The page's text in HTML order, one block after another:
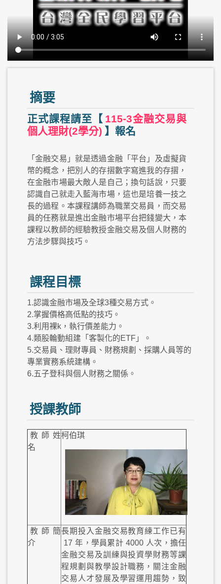
摘要
正式課程請至【 115-3金融交易與
個人理財(2學分) 】報名
「金融交易」就是透過金融「平台」及虛擬貨
幣的概念，把別人的存摺數字寫進我的存摺，
在金融市場最大敵人是自己；換句話說，只要
認識自己就走入藍海市場，這也是培養一技之
長的過程。本課程講師為職業交易員，而交易
員的任務就是進出金融市場平台把錢變大，本
課程以教師的經驗教授金融交易及個人財務的
方法步驟與技巧。
課程目標
1.認識金融市場及全球3種交易方式。
2.掌握價格高低點的技巧。
3.利用裸k，執行價差能力。
4.類股輪動組建「客製化的ETF」。
5.交易員、理財專員、財務規劃、採購人員等的
專業實務系統建構。
6.五子登科與個人財務之關係。
授課教師
教師姓
名
柯伯琪
教師簡
介
長期投入金融交易教育練工作已有
17 年，學員累計 4000 人次，擔任
金融交易及訓練與投資學財務等課
程規劃與教學設計職務，關注金融
交易人才發展及學習運用趨勢，致